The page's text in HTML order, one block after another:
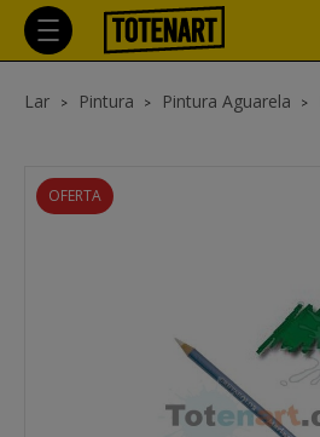
Lar Pintura Pintura Aguarela
OFERTA